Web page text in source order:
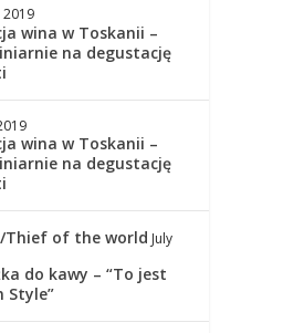
2019
wina w Toskanii –
na degustację
wina w Toskanii –
na degustację
Thief of the world July
do kawy – “To jest
Style”